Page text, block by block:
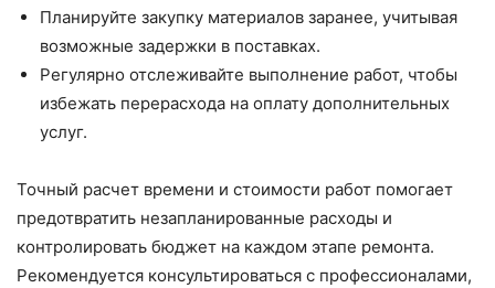
Планируйте закупку материалов заранее, учитывая
возможные задержки в поставках.
Регулярно отслеживайте выполнение работ, чтобы
избежать перерасхода на оплату дополнительных
услуг.
Точный расчет времени и стоимости работ помогает
предотвратить незапланированные расходы и
контролировать бюджет на каждом этапе ремонта.
Рекомендуется консультироваться с профессионалами,